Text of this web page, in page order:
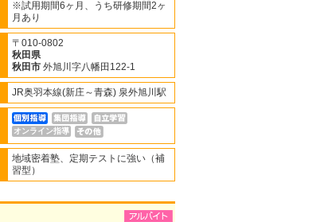
※試用期間6ヶ月、うち研修期間2ヶ
月あり
〒010-0802
秋田県
秋田市 外旭川字八幡田122-1
JR奥羽本線(新庄～青森) 泉外旭川駅
オンライン指導
地域密着塾、定期テストに強い（補
習型）